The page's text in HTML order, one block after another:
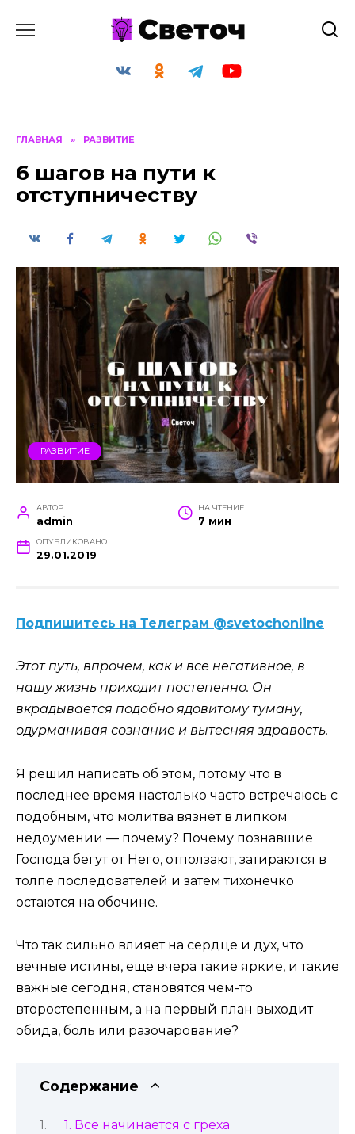
ГЛАВНАЯ » РАЗВИТИЕ
6 шагов на пути к
отступничеству
РАЗВИТИЕ
АВТОР
admin
НА ЧТЕНИЕ
7 мин
ОПУБЛИКОВАНО
29.01.2019
Подпишитесь на Телеграм @svetochonline
Этот путь, впрочем, как и все негативное, в
нашу жизнь приходит постепенно. Он
вкрадывается подобно ядовитому туману,
одурманивая сознание и вытесняя здравость.
Я решил написать об этом, потому что в
последнее время настолько часто встречаюсь с
подобным, что молитва вязнет в липком
недоумении — почему? Почему познавшие
Господа бегут от Него, отползают, затираются в
толпе последователей и затем тихонечко
остаются на обочине.
Что так сильно влияет на сердце и дух, что
вечные истины, еще вчера такие яркие, и такие
важные сегодня, становятся чем-то
второстепенным, а на первый план выходит
обида, боль или разочарование?
Содержание
1. Все начинается с греха